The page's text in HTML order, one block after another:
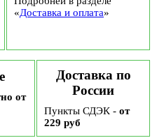
«Доставка и оплата»
от
Доставка по
России
Пункты СДЭК - от
229 руб